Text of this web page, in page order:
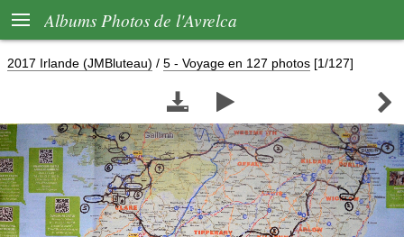
 Albums Photos de l'Avrelca
2017 Irlande (JMBluteau) / 5 - Voyage en 127 photos [1/127]
  